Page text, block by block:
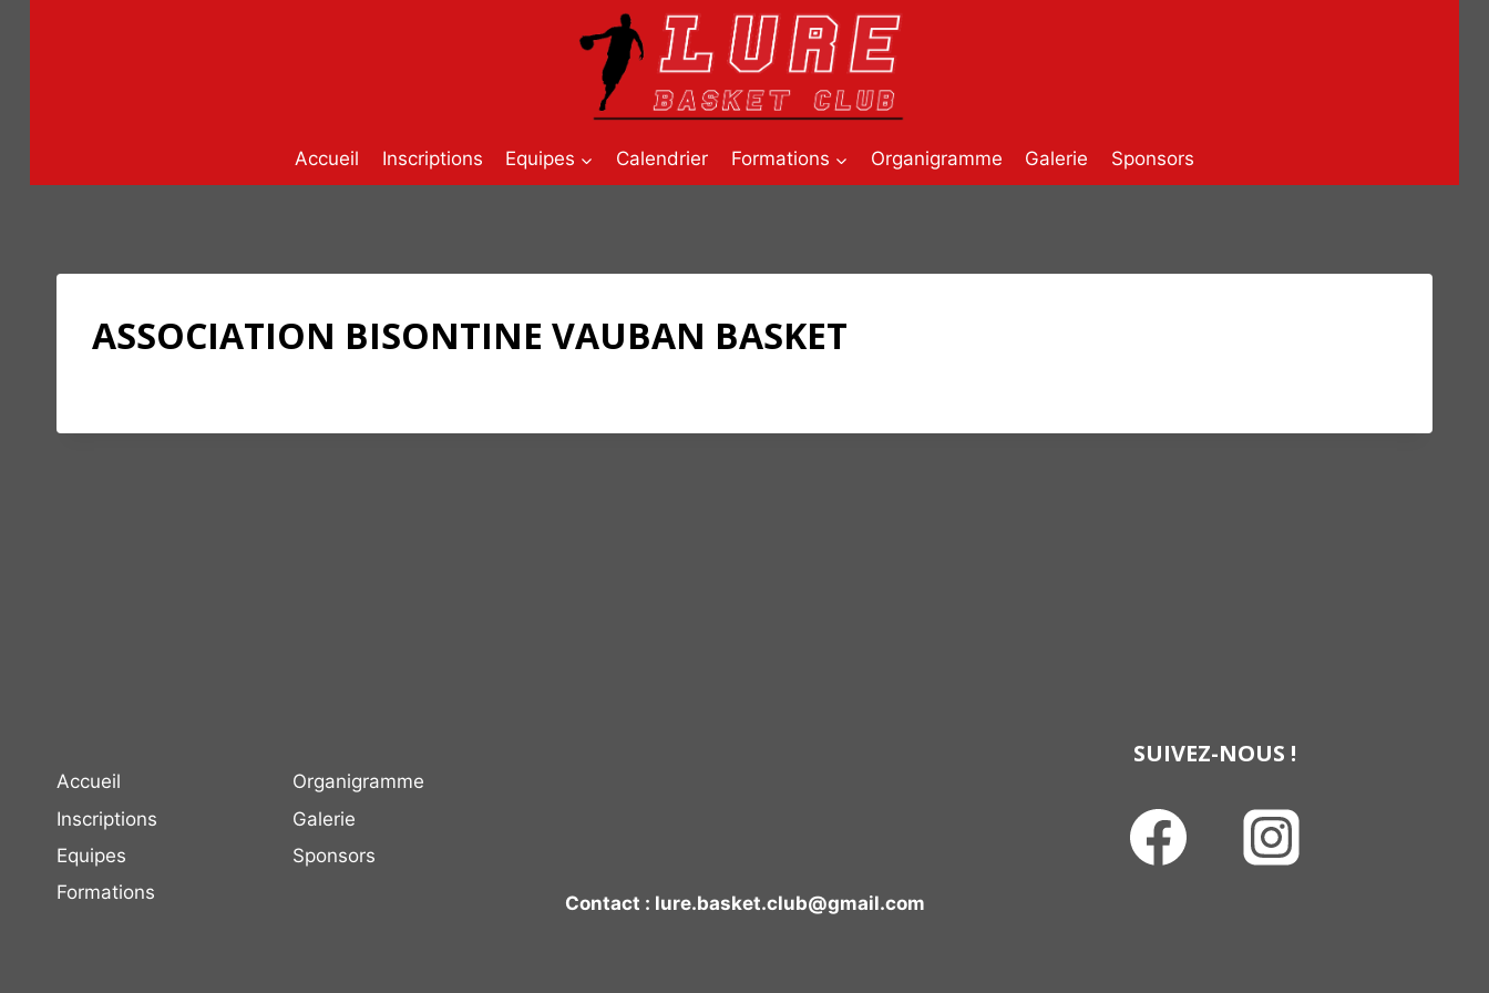
Accueil Inscriptions Equipes Calendrier Formations Organigramme Galerie Sponsors
ASSOCIATION BISONTINE VAUBAN BASKET
Accueil
Inscriptions
Equipes
Formations
Organigramme
Galerie
Sponsors
Contact : lure.basket.club@gmail.com
SUIVEZ-NOUS !